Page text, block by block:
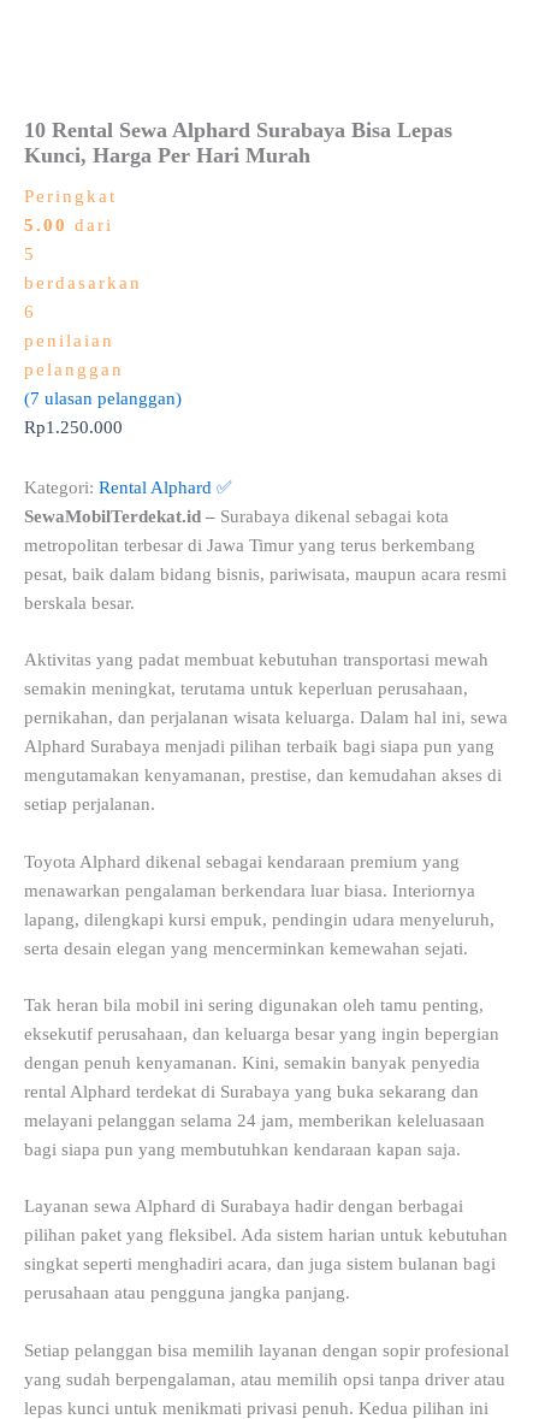
10 Rental Sewa Alphard Surabaya Bisa Lepas
Kunci, Harga Per Hari Murah
Peringkat
5.00 dari
5
berdasarkan
6
penilaian
pelanggan
(7 ulasan pelanggan)
Rp1.250.000
Kategori: Rental Alphard ✅
SewaMobilTerdekat.id – Surabaya dikenal sebagai kota
metropolitan terbesar di Jawa Timur yang terus berkembang
pesat, baik dalam bidang bisnis, pariwisata, maupun acara resmi
berskala besar.
Aktivitas yang padat membuat kebutuhan transportasi mewah
semakin meningkat, terutama untuk keperluan perusahaan,
pernikahan, dan perjalanan wisata keluarga. Dalam hal ini, sewa
Alphard Surabaya menjadi pilihan terbaik bagi siapa pun yang
mengutamakan kenyamanan, prestise, dan kemudahan akses di
setiap perjalanan.
Toyota Alphard dikenal sebagai kendaraan premium yang
menawarkan pengalaman berkendara luar biasa. Interiornya
lapang, dilengkapi kursi empuk, pendingin udara menyeluruh,
serta desain elegan yang mencerminkan kemewahan sejati.
Tak heran bila mobil ini sering digunakan oleh tamu penting,
eksekutif perusahaan, dan keluarga besar yang ingin bepergian
dengan penuh kenyamanan. Kini, semakin banyak penyedia
rental Alphard terdekat di Surabaya yang buka sekarang dan
melayani pelanggan selama 24 jam, memberikan keleluasaan
bagi siapa pun yang membutuhkan kendaraan kapan saja.
Layanan sewa Alphard di Surabaya hadir dengan berbagai
pilihan paket yang fleksibel. Ada sistem harian untuk kebutuhan
singkat seperti menghadiri acara, dan juga sistem bulanan bagi
perusahaan atau pengguna jangka panjang.
Setiap pelanggan bisa memilih layanan dengan sopir profesional
yang sudah berpengalaman, atau memilih opsi tanpa driver atau
lepas kunci untuk menikmati privasi penuh. Kedua pilihan ini